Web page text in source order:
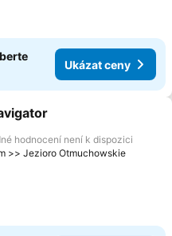
Ukázat ceny
na seznam oblíbených
hodnocení není k dispozici
>> Jezioro Otmuchowskie